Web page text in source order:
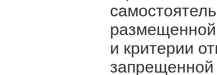
и критерии